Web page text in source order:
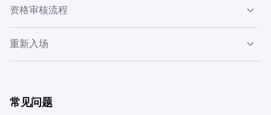
已在其他平台活跃交易？我们的团队可评估您的交易情况，
为您量身定制迁移至Kraken的方案。
$500K – $1M
$1M – $2.5M
3
您将获得Kraken VIP的全部权益，并可在Kraken Pro账
资格审核流程
为确保服务连续性，若达标条件不再满足，Kraken将启动
为期8周的审核流程：
时告知。
重新入场
• 暂停1个月后可重新申请。
常见问题